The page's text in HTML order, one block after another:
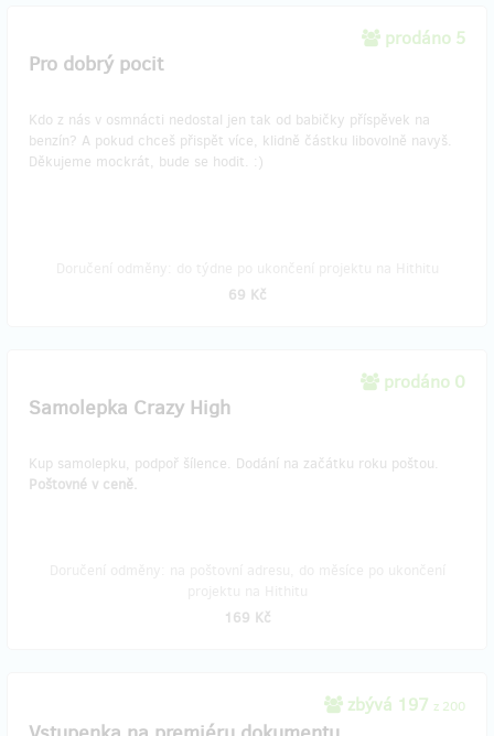
prodáno 5
Pro dobrý pocit
Kdo z nás v osmnácti nedostal jen tak od babičky příspěvek na
benzín? A pokud chceš přispět více, klidně částku libovolně navyš.
Děkujeme mockrát, bude se hodit. :)
69 Kč
prodáno 0
Samolepka Crazy High
Kup samolepku, podpoř šílence. Dodání na začátku roku poštou.
Poštovné v ceně.
169 Kč
zbývá 197 z 200